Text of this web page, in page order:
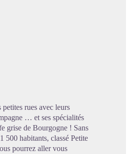
rues avec leurs
… et ses spécialités
grise de Bourgogne ! Sans
500 habitants, classé Petite
pourrez aller vous